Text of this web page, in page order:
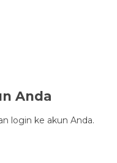
Anda
login ke akun Anda.